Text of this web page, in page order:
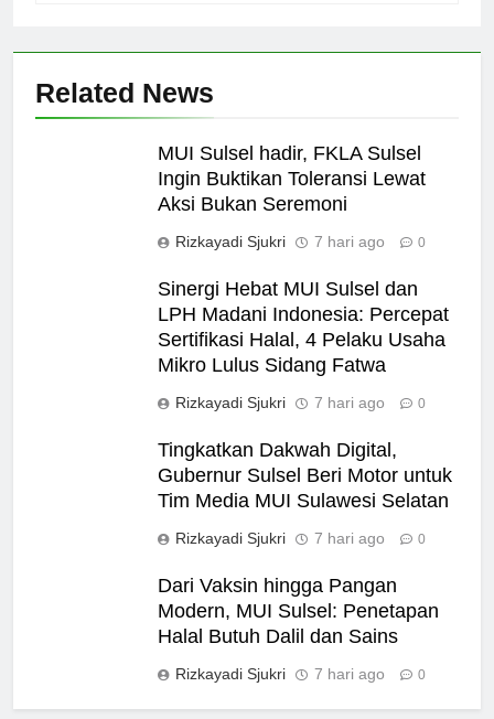
Related News
MUI Sulsel hadir, FKLA Sulsel
Ingin Buktikan Toleransi Lewat
Aksi Bukan Seremoni
Rizkayadi Sjukri 7 hari ago 0
Sinergi Hebat MUI Sulsel dan
LPH Madani Indonesia: Percepat
Sertifikasi Halal, 4 Pelaku Usaha
Mikro Lulus Sidang Fatwa
Rizkayadi Sjukri 7 hari ago 0
Tingkatkan Dakwah Digital,
Gubernur Sulsel Beri Motor untuk
Tim Media MUI Sulawesi Selatan
Rizkayadi Sjukri 7 hari ago 0
Dari Vaksin hingga Pangan
Modern, MUI Sulsel: Penetapan
Halal Butuh Dalil dan Sains
Rizkayadi Sjukri 7 hari ago 0
MUI Sulsel dan LPH Madani
Indonesia Tetapkan Empat
Pelaku Usaha Halal
NEWS
Sinergi MUI Sulsel dan LPH
Halal, Sidang Fatwa Tetapkan
Kehalalan 7 Pelaku Usaha
NEWS